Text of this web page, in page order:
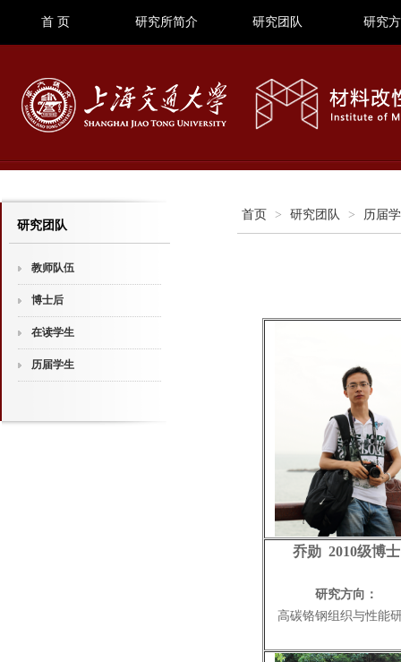
首 页 研究所简介 研究团队 研究
研究团队
教师队伍
博士后
在读学生
历届学生
首页 > 研究团队 > 历届
乔勋 2010级博士
研究方向：
高碳铬钢组织与性能